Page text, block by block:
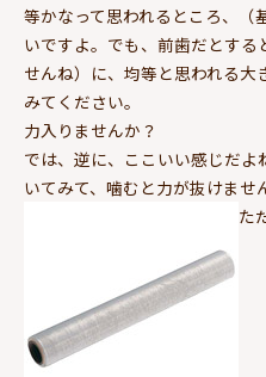
等かなって思われるところ、（
いですよ。でも、前歯だとする
せんね）に、均等と思われる大
みてください。
力入りませんか？
では、逆に、ここいい感じだよ
いてみて、噛むと力が抜けませ
た